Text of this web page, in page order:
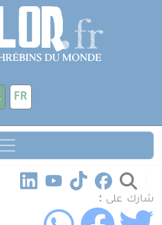
تجاوز إلى المحتوى الرئيسي
FR
شارك على :
لوحة إدارة ملفات تعريف الارتباط